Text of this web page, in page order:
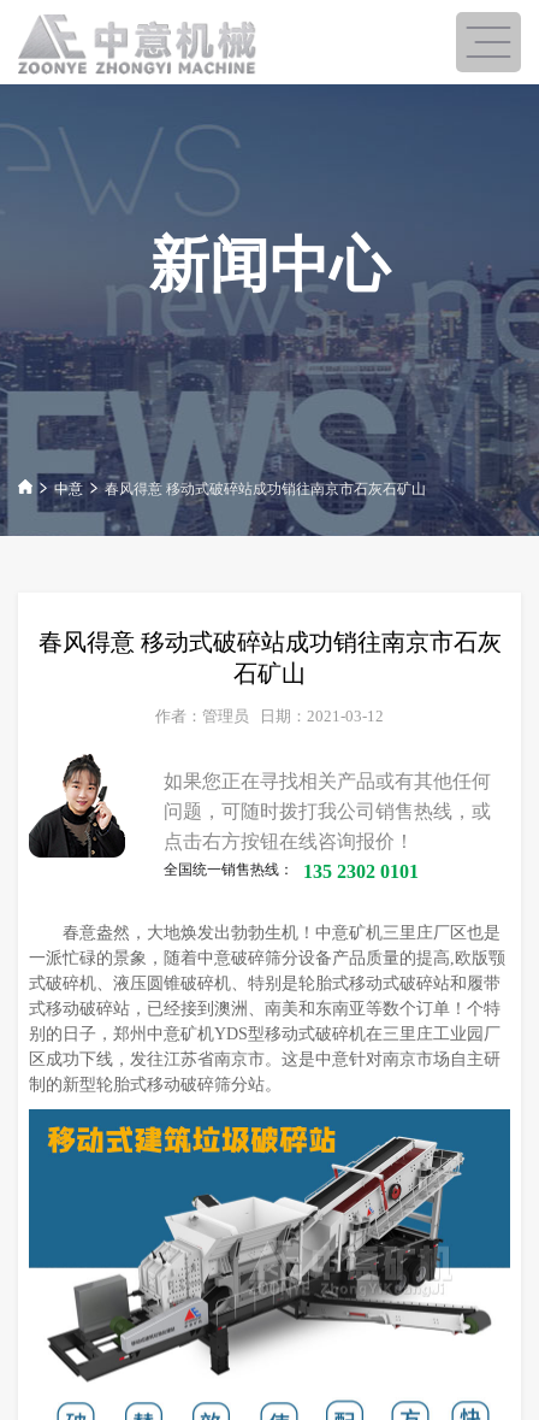
新闻中心
中意 春风得意 移动式破碎站成功销往南京市石灰石矿山
春风得意 移动式破碎站成功销往南京市石灰
石矿山
作者：管理员 日期：2021-03-12
如果您正在寻找相关产品或有其他任何
问题，可随时拨打我公司销售热线，或
点击右方按钮在线咨询报价！
全国统一销售热线： 135 2302 0101
春意盎然，大地焕发出勃勃生机！中意矿机三里庄厂区也是
一派忙碌的景象，随着中意破碎筛分设备产品质量的提高,欧版颚
式破碎机、液压圆锥破碎机、特别是轮胎式移动式破碎站和履带
式移动破碎站，已经接到澳洲、南美和东南亚等数个订单！个特
别的日子，郑州中意矿机YDS型移动式破碎机在三里庄工业园厂
区成功下线，发往江苏省南京市。这是中意针对南京市场自主研
制的新型轮胎式移动破碎筛分站。